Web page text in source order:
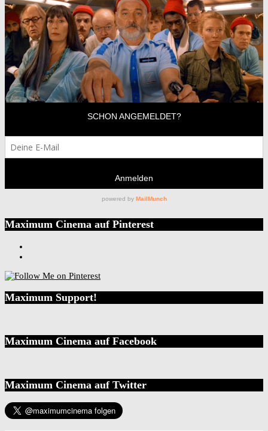
Maximum Cinema auf Pinterest
Maximum Support!
Maximum Cinema auf Facebook
Maximum Cinema auf Twitter